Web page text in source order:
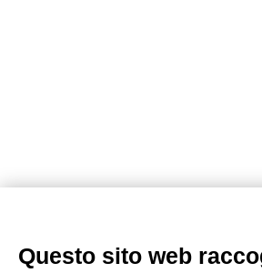
Questo sito web